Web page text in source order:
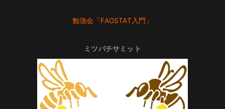
勉強会「FAOSTAT入門」
ミツバチサミット